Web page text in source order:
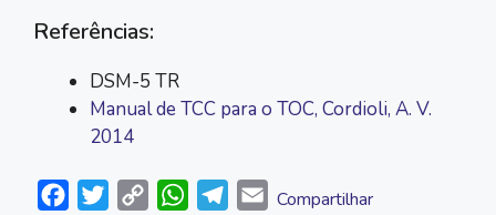
Referências:
DSM-5 TR
Manual de TCC para o TOC, Cordioli, A. V.
2014
W
ECompartilhar